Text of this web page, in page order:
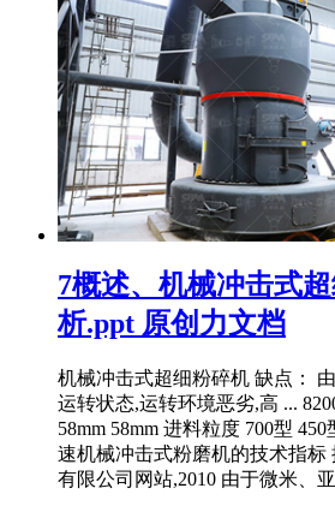
7概述、机械冲击式
析.ppt 原创力文档
机械冲击式超细粉碎机 缺点：
运转状态,运转环境恶劣,高 ...
58mm 58mm 进料粒度 700型
速机械冲击式粉磨机的技术指标
有限公司网站,2010 由于微米、